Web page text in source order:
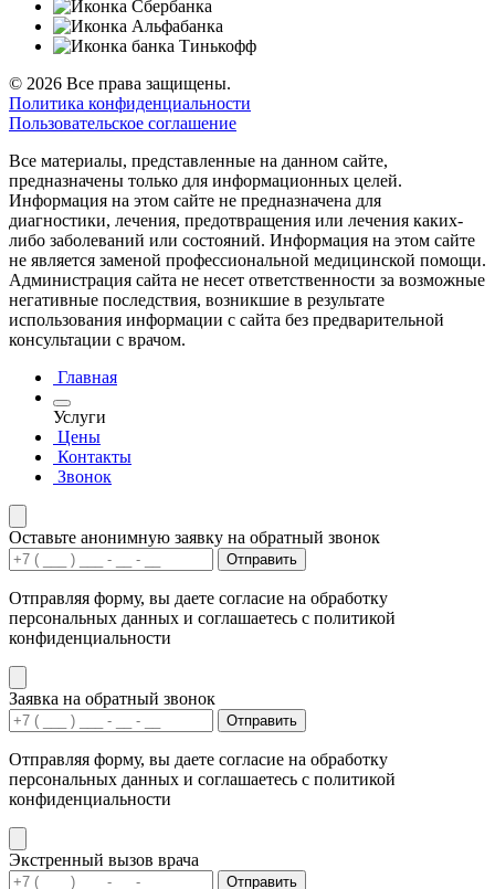
© 2026 Все права защищены.
Политика конфиденциальности
Пользовательское соглашение
Все материалы, представленные на данном сайте,
предназначены только для информационных целей.
Информация на этом сайте не предназначена для
диагностики, лечения, предотвращения или лечения каких-
либо заболеваний или состояний. Информация на этом сайте
не является заменой профессиональной медицинской помощи.
Администрация сайта не несет ответственности за возможные
негативные последствия, возникшие в результате
использования информации с сайта без предварительной
консультации с врачом.
Главная
Услуги
Цены
Контакты
Звонок
Оставьте анонимную заявку на обратный звонок
Отправить
Отправляя форму, вы даете согласие на обработку
персональных данных и соглашаетесь с политикой
конфиденциальности
Заявка на обратный звонок
Отправить
Отправляя форму, вы даете согласие на обработку
персональных данных и соглашаетесь с политикой
конфиденциальности
Экстренный вызов врача
Отправить